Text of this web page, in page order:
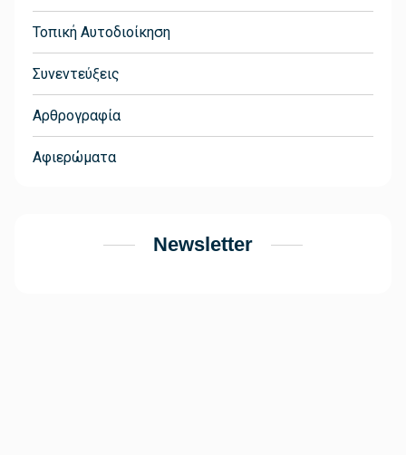
Τοπική Αυτοδιοίκηση
Συνεντεύξεις
Αρθρογραφία
Αφιερώματα
Newsletter